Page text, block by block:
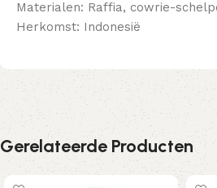
Materialen: Raffia, cowrie-
Herkomst: Indonesië
Gerelateerde Producten